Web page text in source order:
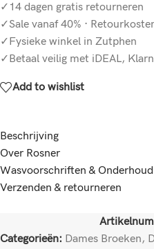
✓14 dagen gratis retourneren
✓Sale vanaf 40% ·
✓Fysieke winkel in Zutphen
✓Betaal veilig met iDEAL,
Add to wishlist
Beschrijving
Over Rosner
Wasvoorschriften & Onderhoud
Verzenden & retourneren
Categorieën: Dames Broeken,